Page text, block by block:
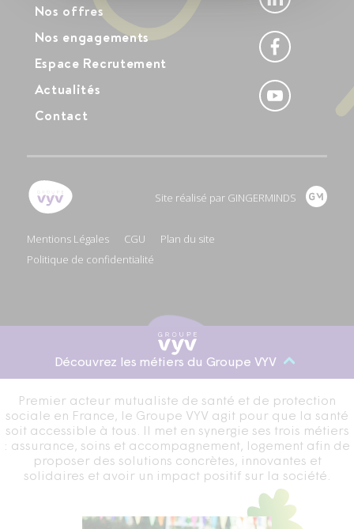
Nos offres
Nos engagements
Espace Recrutement
Actualités
Contact
Facebook
Youtube
Mentions Légales CGU
Plan du site
Politique de confidentialité
Site réalisé par GINGERMINDS
Découvrez les métiers du Groupe VYV
Premier acteur mutualiste de santé et de protection
sociale en France, le Groupe VYV agit pour que la santé
soit accessible à tous. Il met en synergie ses trois métiers
: assurance, soins et accompagnement, logement afin de
proposer des solutions concrètes, innovantes et
solidaires et avoir un impact positif sur la société.